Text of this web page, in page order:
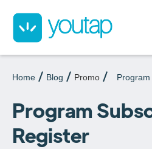
Home Blog Promo Program
Program
Register